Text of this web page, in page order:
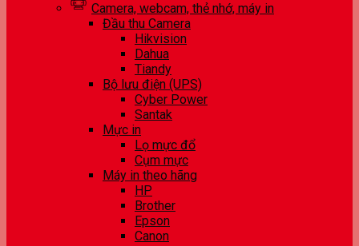
Camera, webcam, thẻ nhớ, máy in
Đầu thu Camera
Hikvision
Dahua
Tiandy
Bộ lưu điện (UPS)
Cyber Power
Santak
Mực in
Lọ mực đổ
Cụm mực
Máy in theo hãng
HP
Brother
Epson
Canon